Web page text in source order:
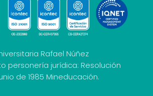
Rafael Núñez
personería jurídica: Resolución
de 1985 Mineducación.